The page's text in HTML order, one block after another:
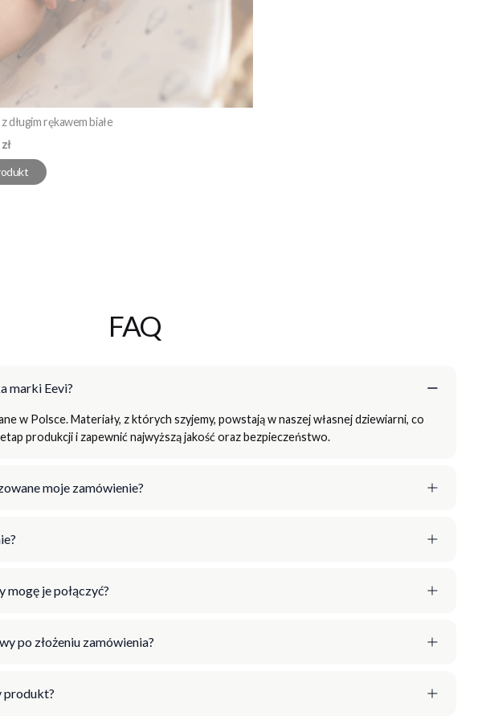
rękawem białe
FAQ
marki Eevi?
w Polsce. Materiały, z których szyjemy, powstają w naszej własnej dziewiarni, co
produkcji i zapewnić najwyższą jakość oraz bezpieczeństwo.
moje zamówienie?
mogę je połączyć?
po złożeniu zamówienia?
produkt?